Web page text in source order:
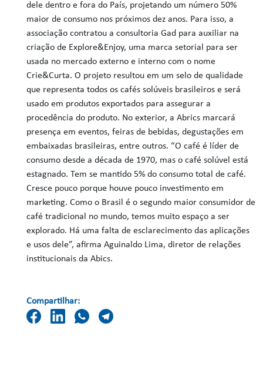
dele dentro e fora do País, projetando um número 50%
maior de consumo nos próximos dez anos. Para isso, a
associação contratou a consultoria Gad para auxiliar na
criação de Explore&Enjoy, uma marca setorial para ser
usada no mercado externo e interno com o nome
Crie&Curta. O projeto resultou em um selo de qualidade
que representa todos os cafés solúveis brasileiros e será
usado em produtos exportados para assegurar a
procedência do produto. No exterior, a Abrics marcará
presença em eventos, feiras de bebidas, degustações em
embaixadas brasileiras, entre outros. “O café é líder de
consumo desde a década de 1970, mas o café solúvel está
estagnado. Tem se mantido 5% do consumo total de café.
Cresce pouco porque houve pouco investimento em
marketing. Como o Brasil é o segundo maior consumidor de
café tradicional no mundo, temos muito espaço a ser
explorado. Há uma falta de esclarecimento das aplicações
e usos dele”, afirma Aguinaldo Lima, diretor de relações
institucionais da Abics.
Compartilhar: